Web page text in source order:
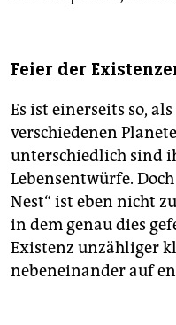
Feier der
Es ist einerseits so,
verschiedenen
unterschiedlich sind
Lebensentwürfe.
Nest“ ist eben nicht
in dem genau dies
Existenz unzähliger
nebeneinander auf